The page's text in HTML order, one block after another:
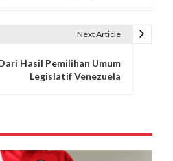
Next Article
Hasil Pemilihan Umum
Legislatif Venezuela